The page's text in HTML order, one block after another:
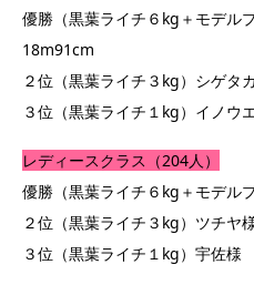
優勝（黒葉ライチ６kg＋モデル
18m91cm
２位（黒葉ライチ３kg）シゲ
３位（黒葉ライチ１kg）イノ
レディースクラス（204人）
優勝（黒葉ライチ６kg＋モデ
２位（黒葉ライチ３kg）ツチ
３位（黒葉ライチ１kg）宇佐